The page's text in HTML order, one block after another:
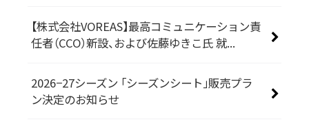
【株式会社VOREAS】最高コミュニケーション責
任者（CCO）新設、および佐藤ゆきこ氏 就...
2026−27シーズン 「シーズンシート」販売プラ
ン決定のお知らせ